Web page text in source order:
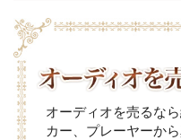
オーディオを売るな
カー、プレーヤーか